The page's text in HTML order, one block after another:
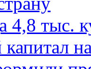
4,8 тыс.
капитал